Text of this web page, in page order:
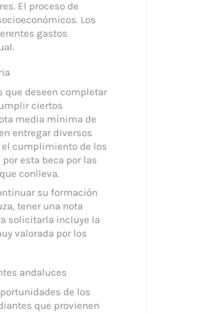
El proceso de
Los
gastos
que deseen completar
ciertos
media mínima de
entregar diversos
cumplimiento de los
esta beca por las
conlleva.
su formación
tener una nota
solicitarla incluye la
valorada por los
andaluces
de los
que provienen